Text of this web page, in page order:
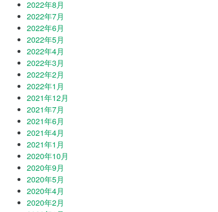
2022年8月
2022年7月
2022年6月
2022年5月
2022年4月
2022年3月
2022年2月
2022年1月
2021年12月
2021年7月
2021年6月
2021年4月
2021年1月
2020年10月
2020年9月
2020年5月
2020年4月
2020年2月